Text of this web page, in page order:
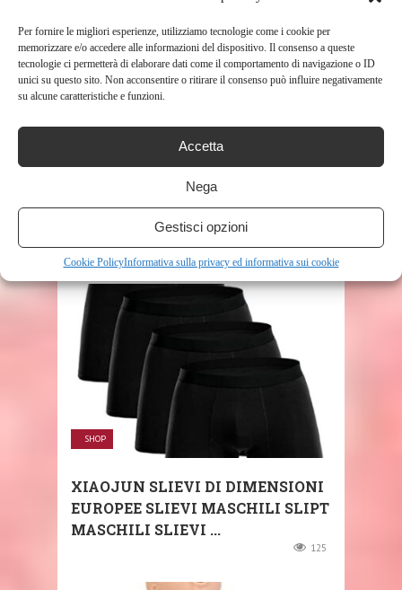
Per fornire le migliori esperienze, utilizziamo tecnologie come i cookie per
memorizzare e/o accedere alle informazioni del dispositivo. Il consenso a queste
tecnologie ci permetterà di elaborare dati come il comportamento di navigazione o ID
unici su questo sito. Non acconsentire o ritirare il consenso può influire negativamente
su alcune caratteristiche e funzioni.
Accetta
Nega
Gestisci opzioni
Cookie PolicyInformativa sulla privacy ed informativa sui cookie
CHICCO SET CAMBIO NATURAL
SENSATION
365
SHOP
XIAOJUN SLIEVI DI DIMENSIONI
EUROPEE SLIEVI MASCHILI SLIPT
MASCHILI SLIEVI ...
125